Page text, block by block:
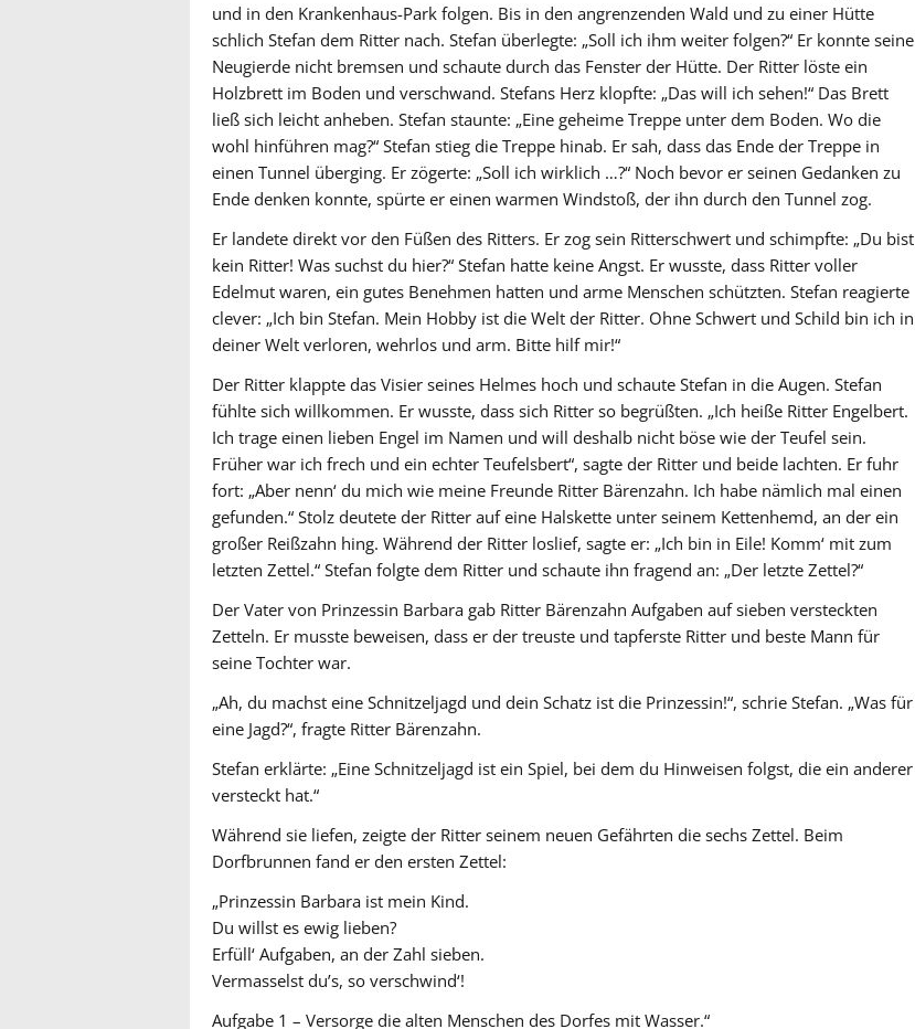
und in den Krankenhaus-Park folgen. Bis in den angrenzenden Wald und zu einer Hütte
schlich Stefan dem Ritter nach. Stefan überlegte: „Soll ich ihm weiter folgen?“ Er konnte seine
Neugierde nicht bremsen und schaute durch das Fenster der Hütte. Der Ritter löste ein
Holzbrett im Boden und verschwand. Stefans Herz klopfte: „Das will ich sehen!“ Das Brett
ließ sich leicht anheben. Stefan staunte: „Eine geheime Treppe unter dem Boden. Wo die
wohl hinführen mag?“ Stefan stieg die Treppe hinab. Er sah, dass das Ende der Treppe in
einen Tunnel überging. Er zögerte: „Soll ich wirklich …?“ Noch bevor er seinen Gedanken zu
Ende denken konnte, spürte er einen warmen Windstoß, der ihn durch den Tunnel zog.
Er landete direkt vor den Füßen des Ritters. Er zog sein Ritterschwert und schimpfte: „Du bist
kein Ritter! Was suchst du hier?“ Stefan hatte keine Angst. Er wusste, dass Ritter voller
Edelmut waren, ein gutes Benehmen hatten und arme Menschen schützten. Stefan reagierte
clever: „Ich bin Stefan. Mein Hobby ist die Welt der Ritter. Ohne Schwert und Schild bin ich in
deiner Welt verloren, wehrlos und arm. Bitte hilf mir!“
Der Ritter klappte das Visier seines Helmes hoch und schaute Stefan in die Augen. Stefan
fühlte sich willkommen. Er wusste, dass sich Ritter so begrüßten. „Ich heiße Ritter Engelbert.
Ich trage einen lieben Engel im Namen und will deshalb nicht böse wie der Teufel sein.
Früher war ich frech und ein echter Teufelsbert“, sagte der Ritter und beide lachten. Er fuhr
fort: „Aber nenn‘ du mich wie meine Freunde Ritter Bärenzahn. Ich habe nämlich mal einen
gefunden.“ Stolz deutete der Ritter auf eine Halskette unter seinem Kettenhemd, an der ein
großer Reißzahn hing. Während der Ritter loslief, sagte er: „Ich bin in Eile! Komm‘ mit zum
letzten Zettel.“ Stefan folgte dem Ritter und schaute ihn fragend an: „Der letzte Zettel?“
Der Vater von Prinzessin Barbara gab Ritter Bärenzahn Aufgaben auf sieben versteckten
Zetteln. Er musste beweisen, dass er der treuste und tapferste Ritter und beste Mann für
seine Tochter war.
„Ah, du machst eine Schnitzeljagd und dein Schatz ist die Prinzessin!“, schrie Stefan. „Was für
eine Jagd?“, fragte Ritter Bärenzahn.
Stefan erklärte: „Eine Schnitzeljagd ist ein Spiel, bei dem du Hinweisen folgst, die ein anderer
versteckt hat.“
Während sie liefen, zeigte der Ritter seinem neuen Gefährten die sechs Zettel. Beim
Dorfbrunnen fand er den ersten Zettel:
„Prinzessin Barbara ist mein Kind.
Du willst es ewig lieben?
Erfüll‘ Aufgaben, an der Zahl sieben.
Vermasselst du’s, so verschwind‘!
Aufgabe 1 – Versorge die alten Menschen des Dorfes mit Wasser.“